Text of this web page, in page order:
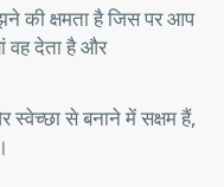
की क्षमता है जिस पर आप
वह देता हैऔर
से बनाने में सक्षम हैं,